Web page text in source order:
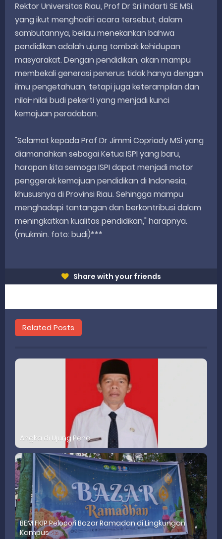
Rektor Universitas Riau, Prof Dr Sri Indarti SE MSi,
yang ikut menghadiri acara tersebut, dalam
sambutannya, beliau menekankan bahwa
pendidikan adalah ujung tombak kehidupan
masyarakat. Dengan pendidikan, akan mampu
membekali generasi penerus tidak hanya dengan
ilmu pengetahuan, tetapi juga keterampilan dan
nilai-nilai budi pekerti yang menjadi kunci
kemajuan peradaban.
"Selamat kepada Prof Dr Jimmi Copriady MSi yang
diamanahkan sebagai Ketua ISPI yang baru,
harapan kita semoga ISPI dapat menjadi motor
penggerak kemajuan pendidikan di Indonesia,
khususnya di Provinsi Riau. Sehingga mampu
menghadapi tantangan dan berkontribusi dalam
meningkatkan kualitas pendidikan," harapnya.
(mukmin. foto: budi)***
Share with your friends
Related Posts
Angka di Ujung Pena
BEM FKIP Pelopori Bazar Ramadan di Lingkungan
Kampus